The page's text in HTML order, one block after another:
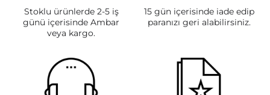
Stoklu ürünlerde 2-5 iş
günü içerisinde Ambar
veya kargo.
15 gün içerisinde iade edip
paranızı geri alabilirsiniz.